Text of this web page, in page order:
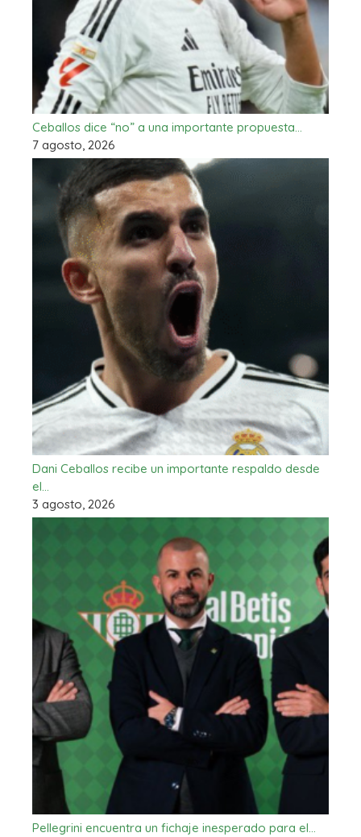
Ceballos dice “no” a una importante propuesta…
7 agosto, 2026
Dani Ceballos recibe un importante respaldo desde
el…
3 agosto, 2026
Pellegrini encuentra un fichaje inesperado para el…